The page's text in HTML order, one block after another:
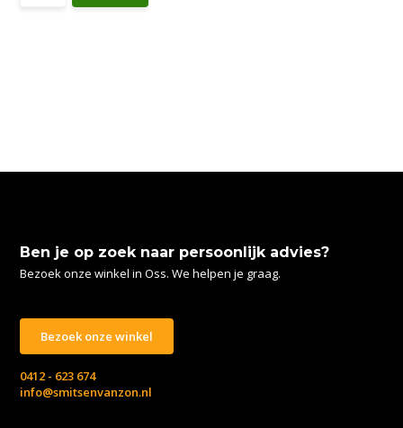
Ben je op zoek naar persoonlijk advies?
Bezoek onze winkel in Oss. We helpen je graag.
Bezoek onze winkel
0412 - 623 674
info@smitsenvanzon.nl